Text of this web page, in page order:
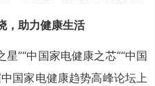
，助力健康生活
”“中国家电健康之芯”“中国
国家电健康趋势高峰论坛上